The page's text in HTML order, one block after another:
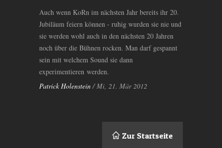
Auch wenn KoRn im nächsten Jahr bereits ihr 20.
Jubiläum feiern können - ruhig wurden sie nie und
sie werden wohl auch in den nächsten 20 Jahren
noch über die Bühnen rocken. Man darf gespannt
sein mit welchem Sound sie dann
experimentieren werden.
Patrick Holenstein / Mi, 21. Mär 2012
Zur Startseite